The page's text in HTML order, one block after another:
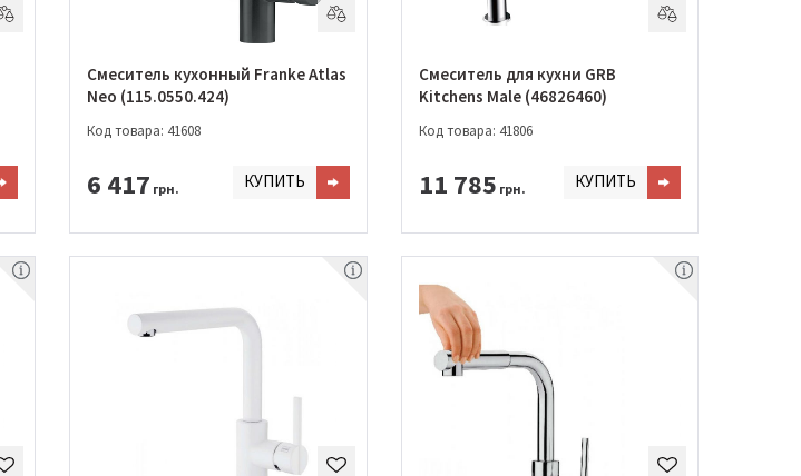
Смеситель кухонный Franke Atlas
Neo (115.0550.424)
Код товара: 41608
6 417 грн. КУПИТЬ
Смеситель для кухни GRB
Kitchens Male (46826460)
Код товара: 41806
11 785 грн. КУПИТЬ